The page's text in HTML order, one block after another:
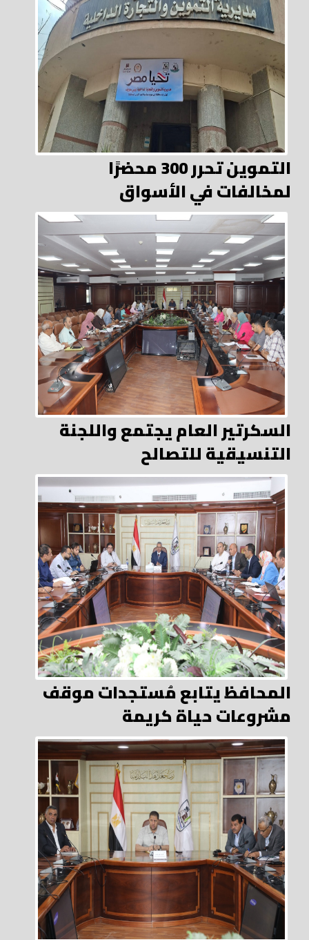
التموين تحرر 300 محضرًا
لمخالفات في الأسواق
السكرتير العام يجتمع واللجنة
التنسيقية للتصالح
المحافظ يتابع مُستجدات موقف
مشروعات حياة كريمة